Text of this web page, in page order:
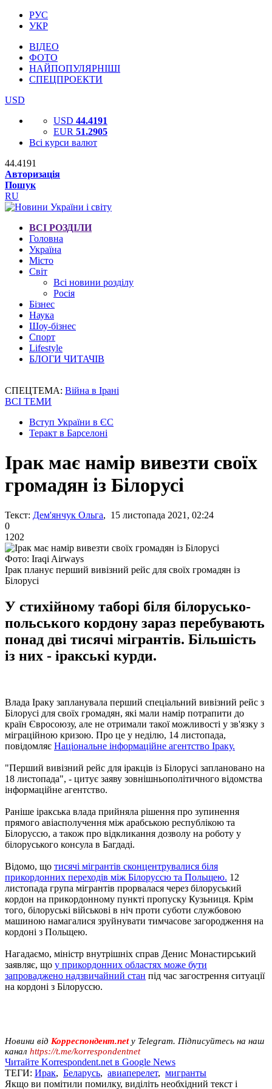
РУС
УКР
ВІДЕО
ФОТО
НАЙПОПУЛЯРНІШІ
СПЕЦПРОЕКТИ
USD
USD 44.4191
EUR 51.2905
Всі курси валют
44.4191
Авторизація
Пошук
RU
ВСІ РОЗДІЛИ
Головна
Україна
Місто
Світ
Всі новини розділу
Росія
Бізнес
Наука
Шоу-бізнес
Спорт
Lifestyle
БЛОГИ ЧИТАЧІВ
СПЕЦТЕМА: Війна в Ірані
ВСІ ТЕМИ
Вступ України в ЄС
Теракт в Барселоні
Ірак має намір вивезти своїх
громадян із Білорусі
Текст: Дем'янчук Ольга, 15 листопада 2021, 02:24
0
1202
Фото: Iraqi Airways
Ірак планує перший вивізний рейс для своїх громадян із
Білорусі
У стихійному таборі біля білорусько-
польського кордону зараз перебувають
понад дві тисячі мігрантів. Більшість
із них - іракські курди.
Влада Іраку запланувала перший спеціальний вивізний рейс з
Білорусі для своїх громадян, які мали намір потрапити до
країн Євросоюзу, але не отримали такої можливості у зв'язку з
міграційною кризою. Про це у неділю, 14 листопада,
повідомляє Національне інформаційне агентство Іраку.
"Перший вивізний рейс для іракців із Білорусі заплановано на
18 листопада", - цитує заяву зовнішньополітичного відомства
інформаційне агентство.
Раніше іракська влада прийняла рішення про зупинення
прямого авіасполучення між арабською республікою та
Білоруссю, а також про відкликання дозволу на роботу у
білоруського консула в Багдаді.
Відомо, що тисячі мігрантів сконцентрувалися біля
прикордонних переходів між Білоруссю та Польщею. 12
листопада група мігрантів прорвалася через білоруський
кордон на прикордонному пункті пропуску Кузьниця. Крім
того, білоруські військові в ніч проти суботи службовою
машиною намагалися зруйнувати тимчасове загородження на
кордоні з Польщею.
Нагадаємо, міністр внутрішніх справ Денис Монастирський
заявляє, що у прикордонних областях може бути
запроваджено надзвичайний стан під час загострення ситуації
на кордоні з Білоруссю.
Новини від Корреспондент.netу Telegram. Підписуйтесь на наш
канал https://t.me/korrespondentnet
Читайте Korrespondent.net в Google News
ТЕГИ: Ирак, Беларусь, авиаперелет, мигранты
Якщо ви помітили помилку, виділіть необхідний текст і